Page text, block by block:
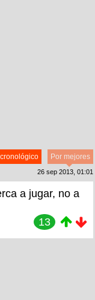
Por mejores
26 sep 2013, 01:01
a jugar, no a
13